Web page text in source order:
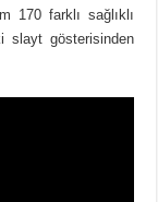
170 farklı sağlıklı
slayt gösterisinden